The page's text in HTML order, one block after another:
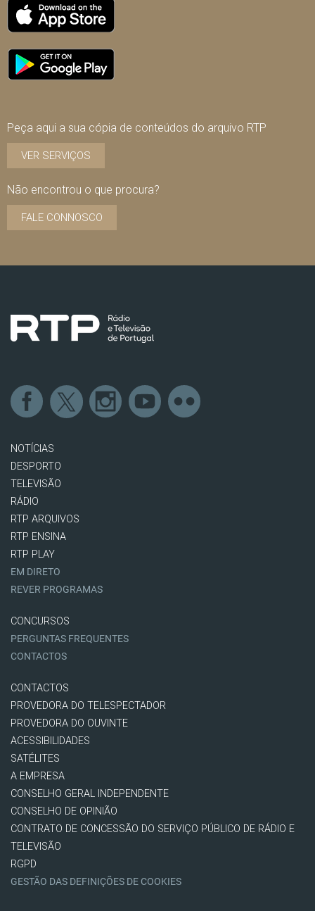
Peça aqui a sua cópia de conteúdos do arquivo RTP
VER SERVIÇOS
Não encontrou o que procura?
FALE CONNOSCO
NOTÍCIAS
DESPORTO
TELEVISÃO
RÁDIO
RTP ARQUIVOS
RTP ENSINA
RTP PLAY
EM DIRETO
REVER PROGRAMAS
CONCURSOS
PERGUNTAS FREQUENTES
CONTACTOS
CONTACTOS
PROVEDORA DO TELESPECTADOR
PROVEDORA DO OUVINTE
ACESSIBILIDADES
SATÉLITES
A EMPRESA
CONSELHO GERAL INDEPENDENTE
CONSELHO DE OPINIÃO
CONTRATO DE CONCESSÃO DO SERVIÇO PÚBLICO DE RÁDIO E
TELEVISÃO
RGPD
GESTÃO DAS DEFINIÇÕES DE COOKIES